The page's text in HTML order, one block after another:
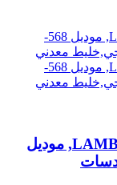
نظارة شمسية,ماركة LAMBORGHINI-Y20, موديل
عدسات